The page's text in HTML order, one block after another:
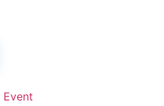
Event